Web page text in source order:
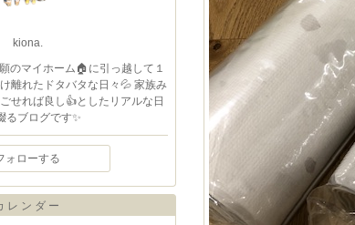
kiona.
のマイホーム🏠に引っ越して１
離れたドタバタな日々💦 家族み
せれば良し👍としたリアルな日
るブログです✨
ォローする
レンダー